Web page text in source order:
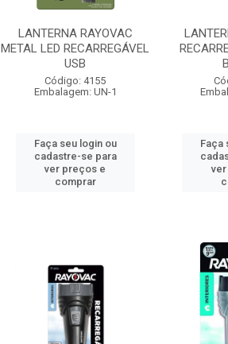
LANTERNA RAYOVAC
METAL LED RECARREGÁVEL
USB
Código: 4155
Embalagem: UN-1
Faça seu login ou
cadastre-se para
ver preços e
comprar
Faça